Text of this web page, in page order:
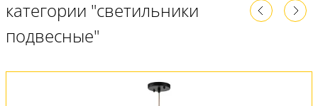
категории "светильники
подвесные"